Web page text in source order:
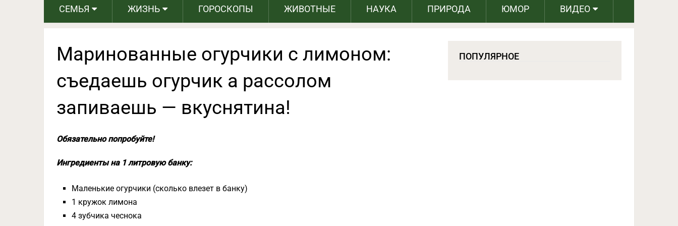
СЕМЬЯ ЖИЗНЬ ГОРОСКОПЫ ЖИВОТНЫЕ НАУКА ПРИРОДА ЮМОР ВИДЕО
Маринованные огурчики с лимоном:
съедаешь огурчик а рассолом
запиваешь — вкуснятина!
Обязательно попробуйте!
Ингредиенты на 1 литровую банку:
Маленькие огурчики (сколько влезет в банку)
1 кружок лимона
4 зубчика чеснока
ПОПУЛЯРНОЕ